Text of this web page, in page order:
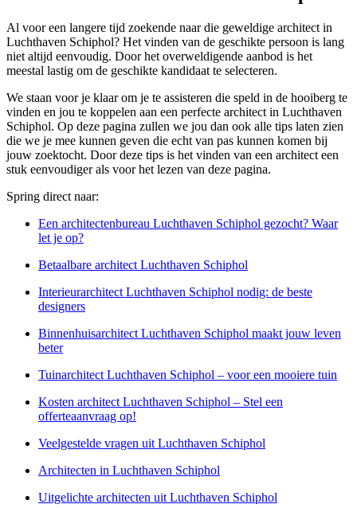
Al voor een langere tijd zoekende naar die geweldige architect in
Luchthaven Schiphol? Het vinden van de geschikte persoon is lang
niet altijd eenvoudig. Door het overweldigende aanbod is het
meestal lastig om de geschikte kandidaat te selecteren.
We staan voor je klaar om je te assisteren die speld in de hooiberg te
vinden en jou te koppelen aan een perfecte architect in Luchthaven
Schiphol. Op deze pagina zullen we jou dan ook alle tips laten zien
die we je mee kunnen geven die echt van pas kunnen komen bij
jouw zoektocht. Door deze tips is het vinden van een architect een
stuk eenvoudiger als voor het lezen van deze pagina.
Spring direct naar:
Een architectenbureau Luchthaven Schiphol gezocht? Waar
let je op?
Betaalbare architect Luchthaven Schiphol
Interieurarchitect Luchthaven Schiphol nodig: de beste
designers
Binnenhuisarchitect Luchthaven Schiphol maakt jouw leven
beter
Tuinarchitect Luchthaven Schiphol – voor een mooiere tuin
Kosten architect Luchthaven Schiphol – Stel een
offerteaanvraag op!
Veelgestelde vragen uit Luchthaven Schiphol
Architecten in Luchthaven Schiphol
Uitgelichte architecten uit Luchthaven Schiphol